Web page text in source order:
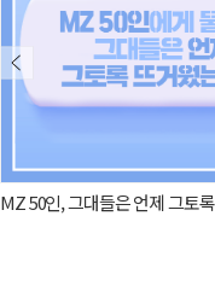
MZ 50인, 그대들은 언제 그토